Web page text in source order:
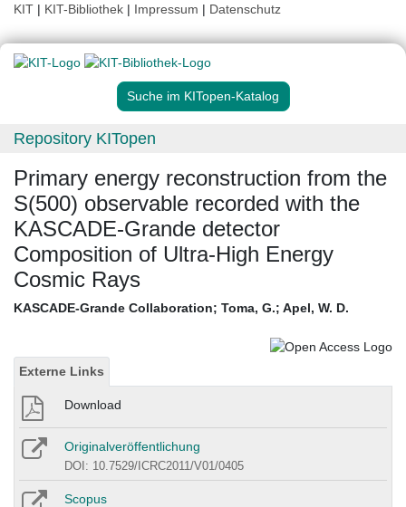
KIT | KIT-Bibliothek | Impressum | Datenschutz
Suche im KITopen-Katalog
Repository KITopen
Primary energy reconstruction from the
S(500) observable recorded with the
KASCADE-Grande detector
Composition of Ultra-High Energy
Cosmic Rays
KASCADE-Grande Collaboration; Toma, G.; Apel, W. D.
Externe Links
Download
Originalveröffentlichung
DOI: 10.7529/ICRC2011/V01/0405
Scopus